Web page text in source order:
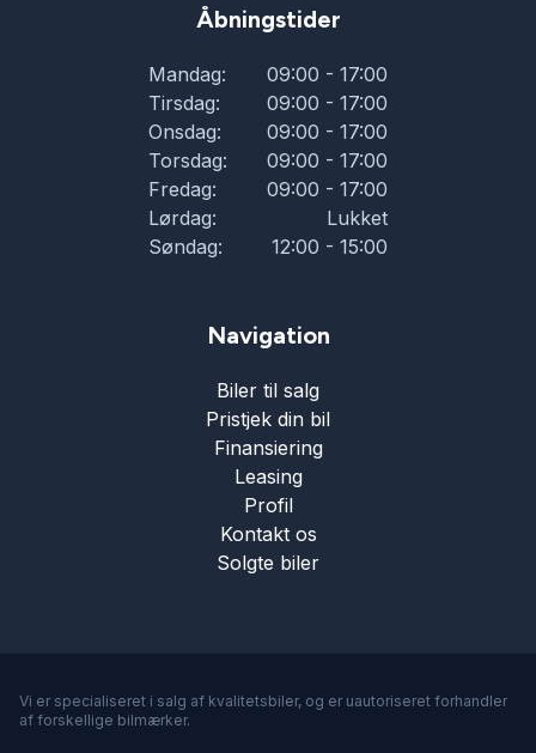
Åbningstider
Mandag:
09:00 - 17:00
Tirsdag:
09:00 - 17:00
Onsdag:
09:00 - 17:00
Torsdag:
09:00 - 17:00
Fredag:
09:00 - 17:00
Lørdag:
Lukket
Søndag:
12:00 - 15:00
Navigation
Biler til salg
Pristjek din bil
Finansiering
Leasing
Profil
Kontakt os
Solgte biler
Vi er specialiseret i salg af kvalitetsbiler, og er uautoriseret forhandler
af forskellige bilmærker.